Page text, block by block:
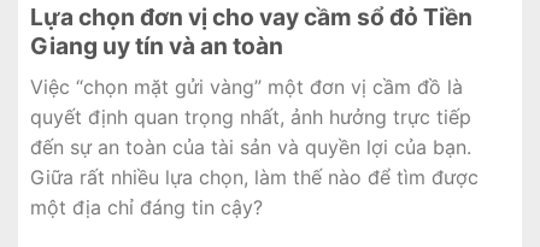
Lựa chọn đơn vị cho vay cầm sổ đỏ Tiền
Giang uy tín và an toàn
Việc “chọn mặt gửi vàng” một đơn vị cầm đồ là
quyết định quan trọng nhất, ảnh hưởng trực tiếp
đến sự an toàn của tài sản và quyền lợi của bạn.
Giữa rất nhiều lựa chọn, làm thế nào để tìm được
một địa chỉ đáng tin cậy?